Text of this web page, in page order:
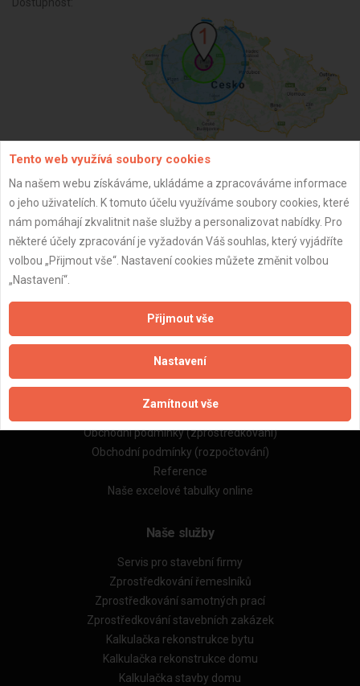
ZPĚT
Aktualizováno z portálu ARES dne 02.12.2024 22:30:07
Důležité informace
Obchodní podmínky (zprostředkování)
Obchodní podmínky (rozpočtování)
Reference
Naše excelové tabulky online
Naše služby
Servis pro stavební firmy
Zprostředkování řemeslníků
Zprostředkování samotných prací
Zprostředkování stavebních zakázek
Kalkulačka rekonstrukce bytu
Kalkulačka rekonstrukce domu
Kalkulačka stavby domu
Tento web využívá soubory cookies
Na našem webu získáváme, ukládáme a zpracováváme informace
o jeho uživatelích. K tomuto účelu využíváme soubory cookies, které
nám pomáhají zkvalitnit naše služby a personalizovat nabídky. Pro
některé účely zpracování je vyžadován Váš souhlas, který vyjádříte
volbou „Přijmout vše“. Nastavení cookies můžete změnit volbou
„Nastavení“.
Přijmout vše
Nastavení
Zamítnout vše